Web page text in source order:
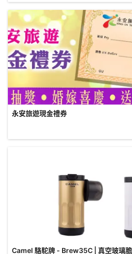
永安旅遊現金禮券
Camel 駱駝牌 - Brew35C | 真空玻璃膽便攜式咖啡過濾保溫杯